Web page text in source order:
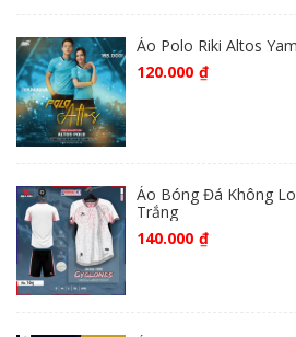
Áo Polo Riki Altos
120.000 ₫
Áo Bóng Đá Không
Trắng
140.000 ₫